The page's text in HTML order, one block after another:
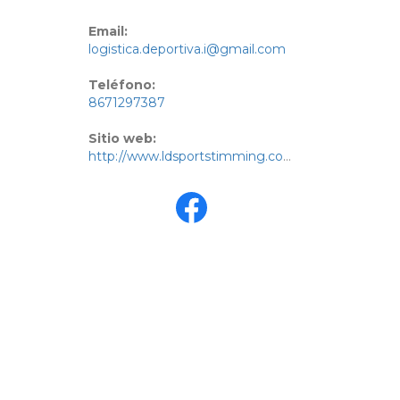
Email:
logistica.deportiva.i@gmail.com
Teléfono:
8671297387
Sitio web:
http://www.ldsportstimming.com